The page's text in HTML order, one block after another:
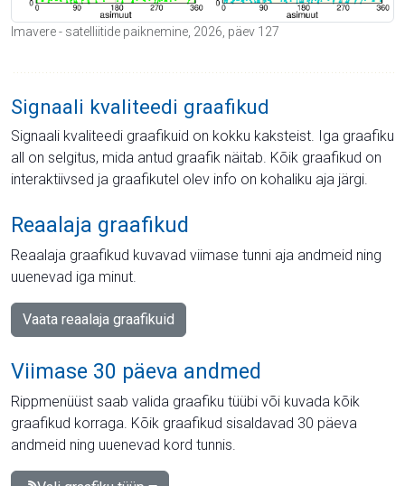
Imavere - satelliitide paiknemine, 2026, päev 127
Signaali kvaliteedi graafikud
Signaali kvaliteedi graafikuid on kokku kaksteist. Iga graafiku
all on selgitus, mida antud graafik näitab. Kõik graafikud on
interaktiivsed ja graafikutel olev info on kohaliku aja järgi.
Reaalaja graafikud
Reaalaja graafikud kuvavad viimase tunni aja andmeid ning
uuenevad iga minut.
Vaata reaalaja graafikuid
Viimase 30 päeva andmed
Rippmenüüst saab valida graafiku tüübi või kuvada kõik
graafikud korraga. Kõik graafikud sisaldavad 30 päeva
andmeid ning uuenevad kord tunnis.